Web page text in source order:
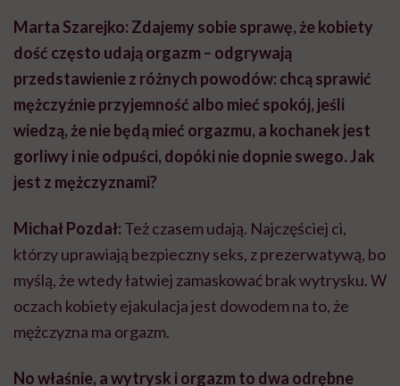
Marta Szarejko: Zdajemy sobie sprawę, że kobiety
dość często udają orgazm – odgrywają
przedstawienie z różnych powodów: chcą sprawić
mężczyźnie przyjemność albo mieć spokój, jeśli
wiedzą, że nie będą mieć orgazmu, a kochanek jest
gorliwy i nie odpuści, dopóki nie dopnie swego. Jak
jest z mężczyznami?
Michał Pozdał: Też czasem udają. Najczęściej ci,
którzy uprawiają bezpieczny seks, z prezerwatywą, bo
myślą, że wtedy łatwiej zamaskować brak wytrysku. W
oczach kobiety ejakulacja jest dowodem na to, że
mężczyzna ma orgazm.
No właśnie, a wytrysk i orgazm to dwa odrębne